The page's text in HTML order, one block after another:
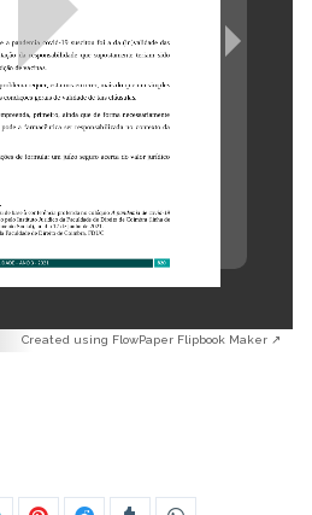
Created using FlowPaper Flipbook Maker ↗